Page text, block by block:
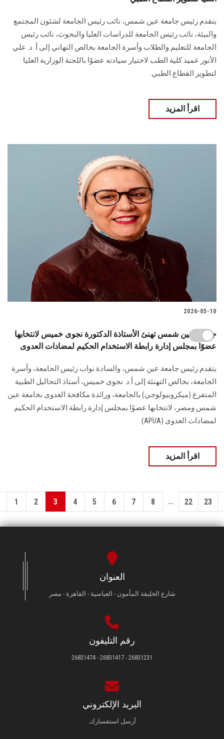
يتقدم رئيس جامعة عين شمس، نائب رئيس الجامعة لشئون المجتمع
والبيئة، نائب رئيس الجامعة للدراسات العليا والبحوث، نائب رئيس
الجامعة للتعليم والطلاب وأسرة الجامعة بخالص التهاني إلى أ. د. علي
الأنور عميد كلية الطب لاختيار سيادته عضوًا باللجنة الوزارية العليا
لتطوير القطاع الطبي.
اقرأ المزيد
2026-05-10
جامعة عين شمس تهنئ الأستاذة الدكتورة نجوى خميس لانتخابها
عضوًا بمجلس إدارة رابطة الاستخدام الحكيم لمضادات العدوى
يتقدم رئيس جامعة عين شمس، والسادة نواب رئيس الجامعة، وأسرة
الجامعة، بخالص التهنئة إلى أ.د. نجوى خميس، أستاذ التحاليل الطبية
المتفرغ (ميكروبيولوجي) بالجامعة، ورائدة مكافحة العدوى بجامعة عين
شمس ومصر، لانتخابها عضوًا بمجلس إدارة رابطة الاستخدام الحكيم
لمضادات العدوى (APUA)
اقرأ المزيد
1 2 3 4 5 6 7 8 ... 22 23
العنوان
شارع الخليفة المأمون - العباسية - القاهرة - مصر
رقم التليفون
26831231 - 26831417 - 26831474
البريد الإلكتروني
أرسل استفسارك.